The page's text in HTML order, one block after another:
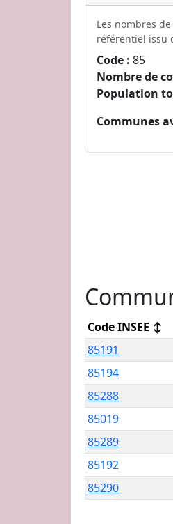
Les nombres
référentiel issu
Code : 85
Nombre de
Population
Communes
Code INSEE ↕
85191
85194
85288
85019
85289
85192
85290